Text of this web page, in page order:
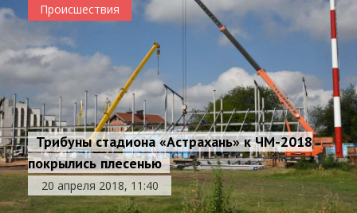
Происшествия
Трибуны стадиона «Астрахань» к ЧМ-2018
покрылись плесенью
20 апреля 2018, 11:40